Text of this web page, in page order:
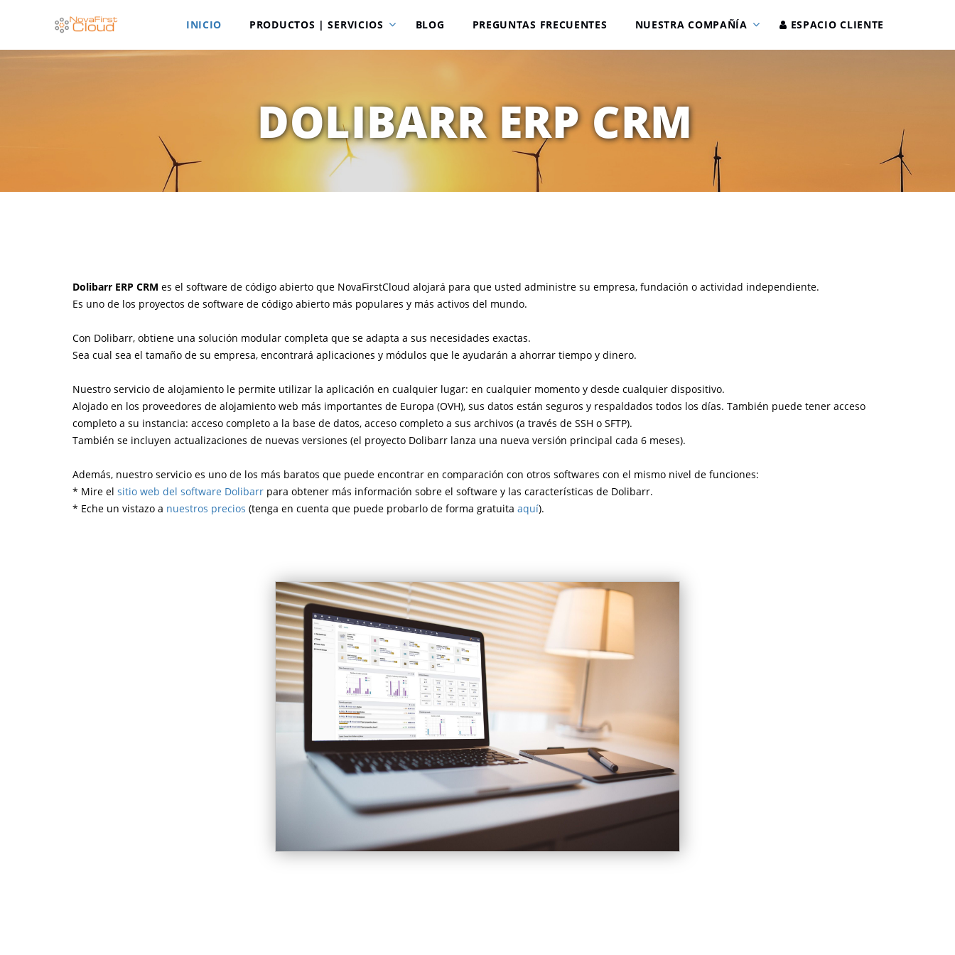
INICIO PRODUCTOS | SERVICIOS BLOG PREGUNTAS FRECUENTES NUESTRA COMPAÑÍA ESPACIO CLIENTE
DOLIBARR ERP CRM
Dolibarr ERP CRM es el software de código abierto que NovaFirstCloud alojará para que usted administre su empresa, fundación o actividad independiente.
Es uno de los proyectos de software de código abierto más populares y más activos del mundo.
Con Dolibarr, obtiene una solución modular completa que se adapta a sus necesidades exactas.
Sea cual sea el tamaño de su empresa, encontrará aplicaciones y módulos que le ayudarán a ahorrar tiempo y dinero.
Nuestro servicio de alojamiento le permite utilizar la aplicación en cualquier lugar: en cualquier momento y desde cualquier dispositivo.
Alojado en los proveedores de alojamiento web más importantes de Europa (OVH), sus datos están seguros y respaldados todos los días. También puede tener acceso
completo a su instancia: acceso completo a la base de datos, acceso completo a sus archivos (a través de SSH o SFTP).
También se incluyen actualizaciones de nuevas versiones (el proyecto Dolibarr lanza una nueva versión principal cada 6 meses).
Además, nuestro servicio es uno de los más baratos que puede encontrar en comparación con otros softwares con el mismo nivel de funciones:
* Mire el sitio web del software Dolibarr para obtener más información sobre el software y las características de Dolibarr.
* Eche un vistazo a nuestros precios (tenga en cuenta que puede probarlo de forma gratuita aquí).